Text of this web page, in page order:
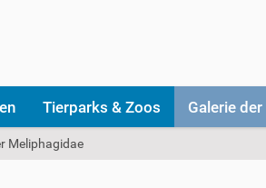
Tierparks & Zoos Galerie
Meliphagidae